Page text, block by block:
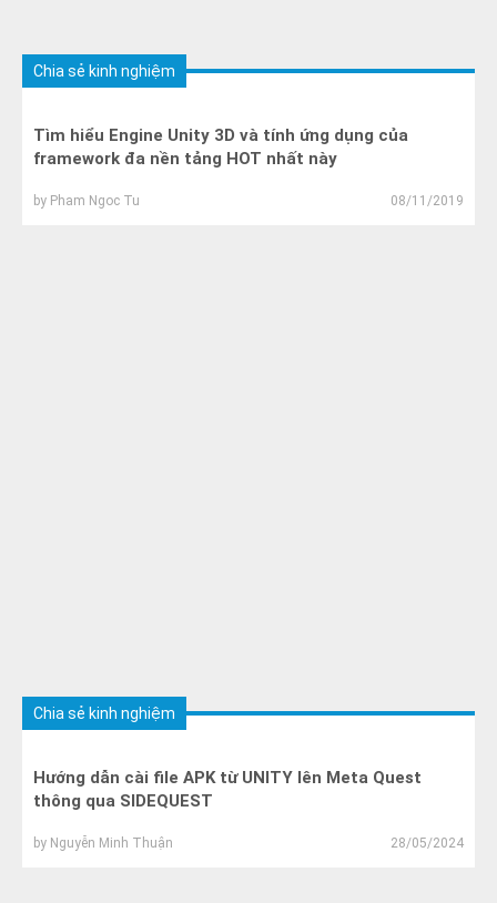
Chia sẻ kinh nghiệm
Tìm hiểu Engine Unity 3D và tính ứng dụng của
framework đa nền tảng HOT nhất này
by Pham Ngoc Tu 08/11/2019
Chia sẻ kinh nghiệm
Hướng dẫn cài file APK từ UNITY lên Meta Quest
thông qua SIDEQUEST
by Nguyễn Minh Thuận 28/05/2024